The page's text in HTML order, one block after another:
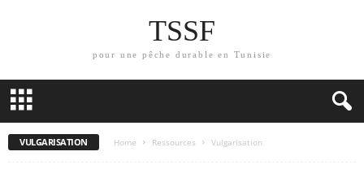
TSSF
pour une pêche durable en Tunisie
VULGARISATION Home Ressources Vulgarisation